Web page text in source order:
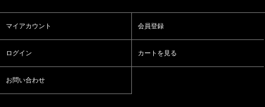
マイアカウント 会員登録
ログイン カートを見る
お問い合わせ